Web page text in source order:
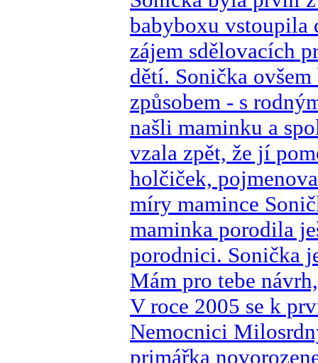
babyboxu vstoupila
zájem sdělovacích
dětí. Sonička
způsobem - s
našli maminku a
vzala zpět, že jí
holčiček,
míry mamince
maminka porodila
porodnici. Sonička
Mám pro tebe
V roce 2005 se k
Nemocnici
primářka